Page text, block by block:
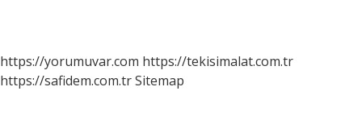
https://yorumuvar.com https://tekisimalat.com.tr
https://safidem.com.trSitemap